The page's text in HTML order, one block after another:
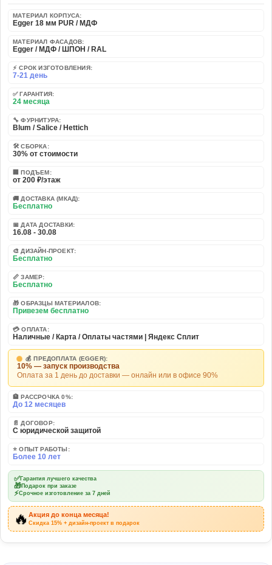
МАТЕРИАЛ КОРПУСА:
Egger 18 мм PUR / МДФ
МАТЕРИАЛ ФАСАДОВ:
Egger / МДФ / ШПОН / RAL
⚡ СРОК ИЗГОТОВЛЕНИЯ:
7-21 день
✅ ГАРАНТИЯ:
24 месяца
🔧 ФУРНИТУРА:
Blum / Salice / Hettich
🛠️ СБОРКА:
30% от стоимости
🏢 ПОДЪЕМ:
от 200 ₽/этаж
🚚 ДОСТАВКА (МКАД):
Бесплатно
📅 ДАТА ДОСТАВКИ:
16.08 - 30.08
🎨 ДИЗАЙН-ПРОЕКТ:
Бесплатно
📏 ЗАМЕР:
Бесплатно
🎁 ОБРАЗЦЫ МАТЕРИАЛОВ:
Привезем бесплатно
💳 ОПЛАТА:
Наличные / Карта / Оплаты частями | Яндекс Сплит
💰 ПРЕДОПЛАТА (EGGER):
10% — запуск производства
Оплата за 1 день до доставки — онлайн или в офисе 90%
🏦 РАССРОЧКА 0%:
До 12 месяцев
📄 ДОГОВОР:
С юридической защитой
⭐ ОПЫТ РАБОТЫ:
Более 10 лет
✅Гарантия лучшего качества
🎁 Подарок при заказе
⚡Срочное изготовление за 7 дней
🔥Акция до конца месяца!
Скидка 15% + дизайн-проект в подарок